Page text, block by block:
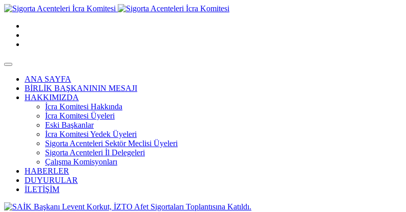
ANA SAYFA
BİRLİK BAŞKANININ MESAJI
HAKKIMIZDA
İcra Komitesi Hakkında
İcra Komitesi Üyeleri
Eski Başkanlar
İcra Komitesi Yedek Üyeleri
Sigorta Acenteleri Sektör Meclisi Üyeleri
Sigorta Acenteleri İl Delegeleri
Çalışma Komisyonları
HABERLER
DUYURULAR
İLETİŞİM